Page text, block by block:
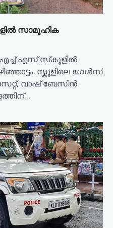
സാമൂഹിക
എച്ച് എസ് സ്‌കൂളിൽ
സ്കൂളിലെ ഗേൾസ്
വാഷ് ബേസിൻ